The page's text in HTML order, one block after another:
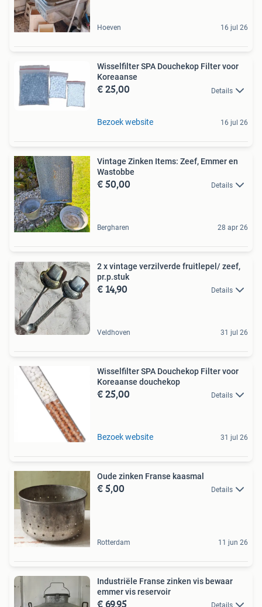
Hoeven 16 jul 26
Wisselfilter SPA Douchekop Filter voor
Koreaanse
€ 25,00 Details
Bezoek website 16 jul 26
Vintage Zinken Items: Zeef, Emmer en
Wastobbe
€ 50,00 Details
Bergharen 28 apr 26
2 x vintage verzilverde fruitlepel/ zeef,
pr.p.stuk
€ 14,90 Details
Veldhoven 31 jul 26
Wisselfilter SPA Douchekop Filter voor
Koreaanse douchekop
€ 25,00 Details
Bezoek website 31 jul 26
Oude zinken Franse kaasmal
€ 5,00 Details
Rotterdam 11 jun 26
Industriële Franse zinken vis bewaar
emmer vis reservoir
€ 69,95 Details